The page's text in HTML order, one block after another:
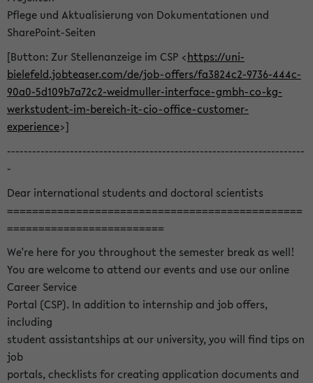
Pflege und Aktualisierung von Dokumentationen und
SharePoint-Seiten
[Button: Zur Stellenanzeige im CSP <https://uni-
bielefeld.jobteaser.com/de/job-offers/fa3824c2-9736-444c-
90a0-5d109b7a72c2-weidmuller-interface-gmbh-co-kg-
werkstudent-im-bereich-it-cio-office-customer-
experience>]
-----------------------------------------------------------------------
-
Dear international students and doctoral scientists
===============================================
=========================
We're here for you throughout the semester break as well!
You are welcome to attend our events and use our online
Career Service
Portal (CSP). In addition to internship and job offers,
including
student assistantships at our university, you will find tips on
job
portals, checklists for creating application documents and